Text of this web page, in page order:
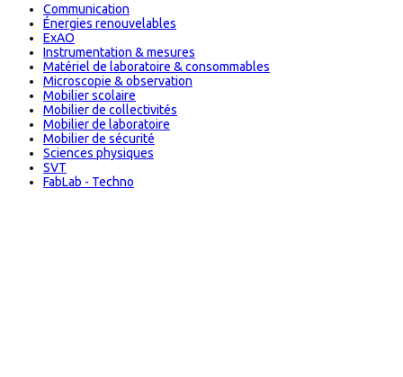
Communication
Énergies renouvelables
ExAO
Instrumentation & mesures
Matériel de laboratoire & consommables
Microscopie & observation
Mobilier scolaire
Mobilier de collectivités
Mobilier de laboratoire
Mobilier de sécurité
Sciences physiques
SVT
FabLab - Techno